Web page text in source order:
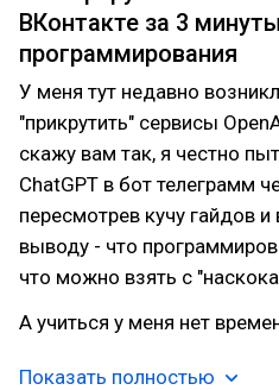
ВКонтакте за 3
программирования
У меня тут недавно
"прикрутить" сервисы
скажу вам так, я честно
ChatGPT в бот телеграмм
пересмотрев кучу гайдов
выводу - что
что можно взять с
А учиться у меня нет
Показать полностью